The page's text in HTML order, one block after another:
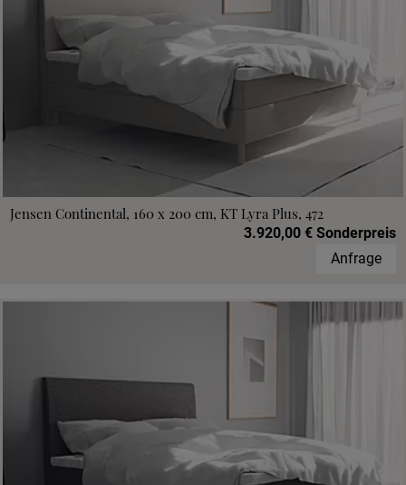
Jensen Continental, 160 x 200 cm, KT Lyra Plus, 472
3.920,00 € Sonderpreis
Anfrage